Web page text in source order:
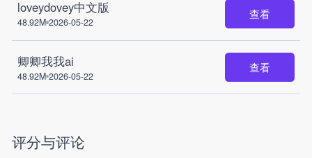
loveydovey中文版
48.92M 2026-05-22
查看
卿卿我我ai
48.92M 2026-05-22
查看
评分与评论